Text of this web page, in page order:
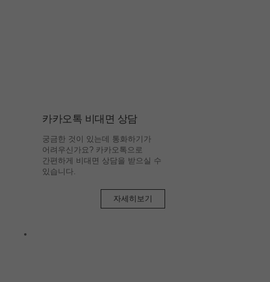
카카오톡 비대면 상담
궁금한 것이 있는데 통화하기가
어려우신가요? 카카오톡으로
간편하게 비대면 상담을 받으실 수
있습니다.
자세히보기